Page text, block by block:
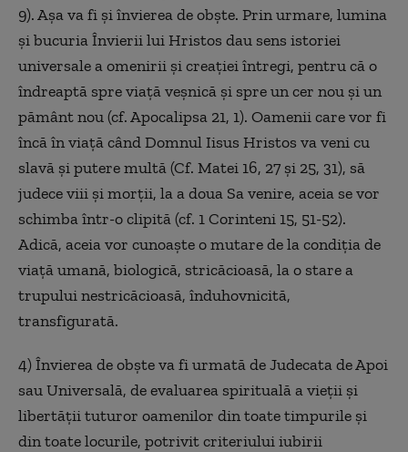
9). Aşa va fi şi învierea de obşte. Prin urmare, lumina
şi bucuria Învierii lui Hristos dau sens istoriei
universale a omenirii şi creaţiei întregi, pentru că o
îndreaptă spre viaţă veşnică şi spre un cer nou şi un
pământ nou (cf. Apocalipsa 21, 1). Oamenii care vor fi
încă în viaţă când Domnul Iisus Hristos va veni cu
slavă şi putere multă (Cf. Matei 16, 27 şi 25, 31), să
judece viii şi morţii, la a doua Sa venire, aceia se vor
schimba într-o clipită (cf. 1 Corinteni 15, 51-52).
Adică, aceia vor cunoaşte o mutare de la condiţia de
viaţă umană, biologică, stricăcioasă, la o stare a
trupului nestricăcioasă, înduhovnicită,
transfigurată.
4) Învierea de obşte va fi urmată de Judecata de Apoi
sau Universală, de evaluarea spirituală a vieţii şi
libertăţii tuturor oamenilor din toate timpurile şi
din toate locurile, potrivit criteriului iubirii